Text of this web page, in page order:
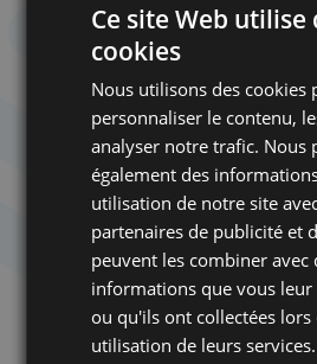
Ce site Web utilise
cookies
Nous utilisons des cookies
personnaliser le contenu,
analyser notre trafic. Nous
également des
utilisation de notre site
partenaires de publicité et
peuvent les combiner avec
informations que vous leur
ou qu'ils ont collectées lors
utilisation de leurs services.